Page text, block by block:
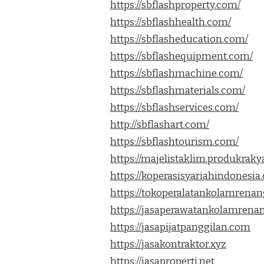
https://sbflashproperty.com/
https://sbflashhealth.com/
https://sbflasheducation.com/
https://sbflashequipment.com/
https://sbflashmachine.com/
https://sbflashmaterials.com/
https://sbflashservices.com/
http://sbflashart.com/
https://sbflashtourism.com/
https://
https://
https://
https://
https://jasapijatpanggilan.com
https://jasakontraktor.xyz
https://jasaproperti.net